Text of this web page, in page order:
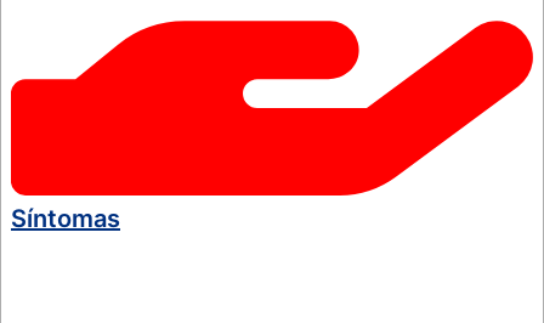
Síntomas